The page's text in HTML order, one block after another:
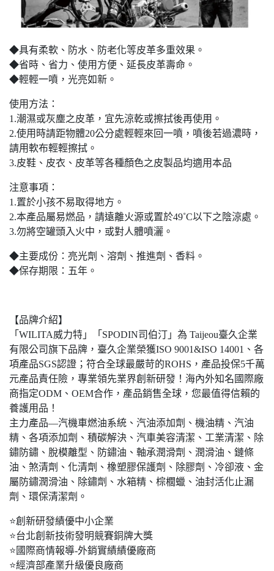
◆具有柔軟、防水、防老化等皮革多重效果。
◆省時、省力、使用方便、延長皮革壽命。
◆輕輕一噴，光亮如新。
使用方法：
1.潮濕或灰塵之皮革，宜先涼乾或擦拭後再使用。
2.使用時請距物體20公分處輕輕來回一噴，噴後若過濃時，
請用軟布輕輕擦拭。
3.皮鞋、皮衣、皮革等各種顏色之皮製品均適用本品
注意事項：
1.置於小孩不易取得地方。
2.本產品屬易燃品，請遠離火源或置於49˚C以下之陰涼處。
3.勿將空罐頭入火中，或對人體噴灑。
◆主要成份：亮光劑、溶劑、推進劑、香料。
◆保存期限：五年。
【品牌介紹】
「WILITA威力特」「SPODIN司伯汀」為 Taijeou臺久企業
有限公司旗下品牌，臺久企業榮獲ISO 9001&ISO 14001、各
項產品SGS認證；符合全球最嚴苛的ROHS，產品投保5千萬
元產品責任險，專業領先業界創新研發！海內外知名國際廠
商指定ODM、OEM合作，產品銷售全球，您最值得信賴的
養護用品！
主力產品—汽機車燃油系統、汽油添加劑、機油精、汽油
精、各項添加劑、積碳解決、汽車美容清潔、工業清潔、除
鏽防鏽、脫模離型、防鏽油、軸承潤滑劑、潤滑油、鏈條
油、煞清劑、化清劑、橡塑膠保護劑、除膠劑、冷卻液、金
屬防鏽潤滑油、除鏽劑、水箱精、棕櫚蠟、油封活化止漏
劑、環保清潔劑。
⭐創新研發績優中小企業
⭐台北創新技術發明競賽銅牌大獎
⭐國際商情報導-外銷實績績優廠商
⭐經濟部產業升級優良廠商